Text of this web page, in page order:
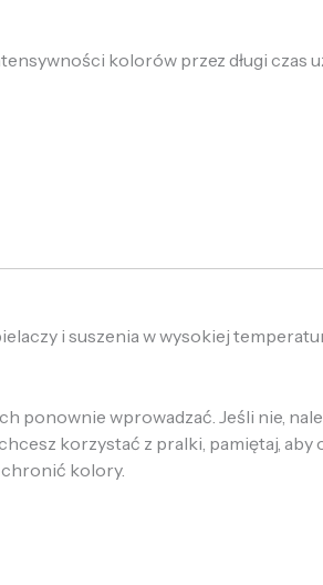
kolorów przez długi czas
i suszenia w wysokiej
ponownie wprowadzać. Jeśli nie,
korzystać z pralki, pamiętaj,
chronić kolory.